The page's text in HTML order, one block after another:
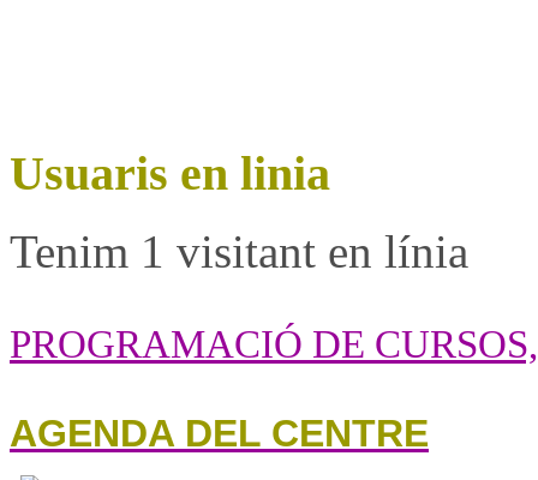
Usuaris en linia
Tenim 1 visitant en línia
PROGRAMACIÓ DE
AGENDA DEL CENTRE